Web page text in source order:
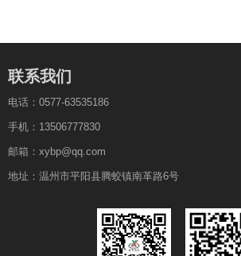
联系我们
电话：0577-63535186
手机：13506777830
邮箱：xybp@qq.com
地址：温州市平阳县腾蛟镇南革路6号